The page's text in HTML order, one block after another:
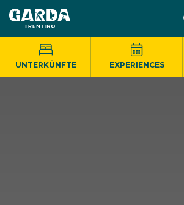
UNTERKÜNFTE EXPERIENCES